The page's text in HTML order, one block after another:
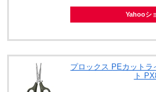
Yahooシ
プロックス PEカット
ト